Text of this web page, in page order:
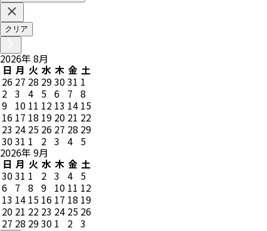
クリア
2026年 8月
日 月 火 水 木 金 土
26 27 28 293031 1
2 3 4 5 6 7 8
9 10 11 12 13 14 15
16 17 18 19 20 21 22
23 24 25 26 27 28 29
3031 1 2 3 4 5
2026年 9月
日 月 火 水 木 金 土
3031 1 2 3 4 5
6 7 8 9 10 11 12
13 14 15 16 17 18 19
20 21 22 23 24 25 26
27 28 2930 1 2 3